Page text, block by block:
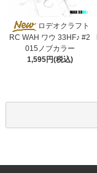
ロデオクラフト
RC WAH ワウ 33HF♪ #2
015ノブカラー
1,595円(税込)